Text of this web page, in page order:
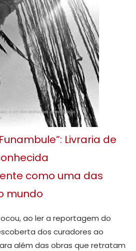
Livraria de
como uma das
mundo
ao ler a reportagem do
dos curadores ao
além das obras que retratam